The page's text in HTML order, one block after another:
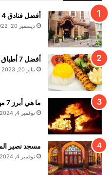
أفضل فنادق 4 و5 نجوم في شيراز
ديسمبر 20, 2022
أفضل 7 أطباق يجب تجربتها في إيران
يناير 20, 2023
ما هي أبرز 7 مهرجانات شعبية في إيران؟
نوفمبر 4, 2024
مسجد نصير
نوفمبر 4, 2024